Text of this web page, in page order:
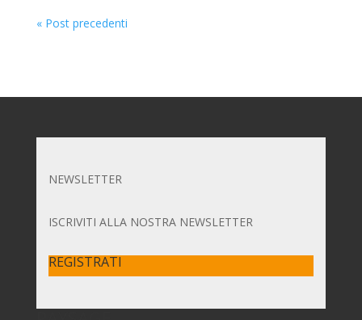
« Post precedenti
NEWSLETTER
ISCRIVITI ALLA NOSTRA NEWSLETTER
REGISTRATI